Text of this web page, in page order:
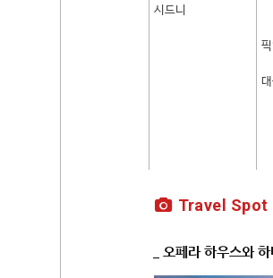
시드니
Travel Spot
_ 오페라 하우스와